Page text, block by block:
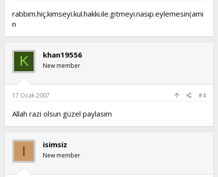
rabbim.hiç.kimseyi.kul.hakkı.ile.gitmeyi.nasıp.eylemesin(ami
n
K khan19556
New member
17 Ocak 2007 #4
Allah razi olsun güzel paylasim
I isimsiz
New member